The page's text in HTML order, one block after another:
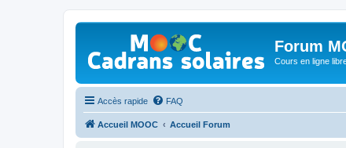
Forum
Cours en ligne
Accès rapide FAQ
Accueil MOOC Accueil Forum